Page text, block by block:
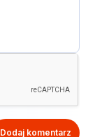
Dodaj komentarz